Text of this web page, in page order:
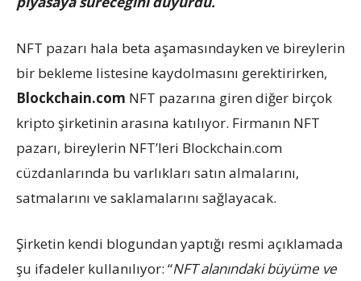
NFT pazarı hala beta aşamasındayken ve bireylerin
bir bekleme listesine kaydolmasını gerektirirken,
Blockchain.com NFT pazarına giren diğer birçok
kripto şirketinin arasına katılıyor. Firmanın NFT
pazarı, bireylerin NFT’leri Blockchain.com
cüzdanlarında bu varlıkları satın almalarını,
satmalarını ve saklamalarını sağlayacak.
Şirketin kendi blogundan yaptığı resmi açıklamada
şu ifadeler kullanılıyor: “NFT alanındaki büyüme ve